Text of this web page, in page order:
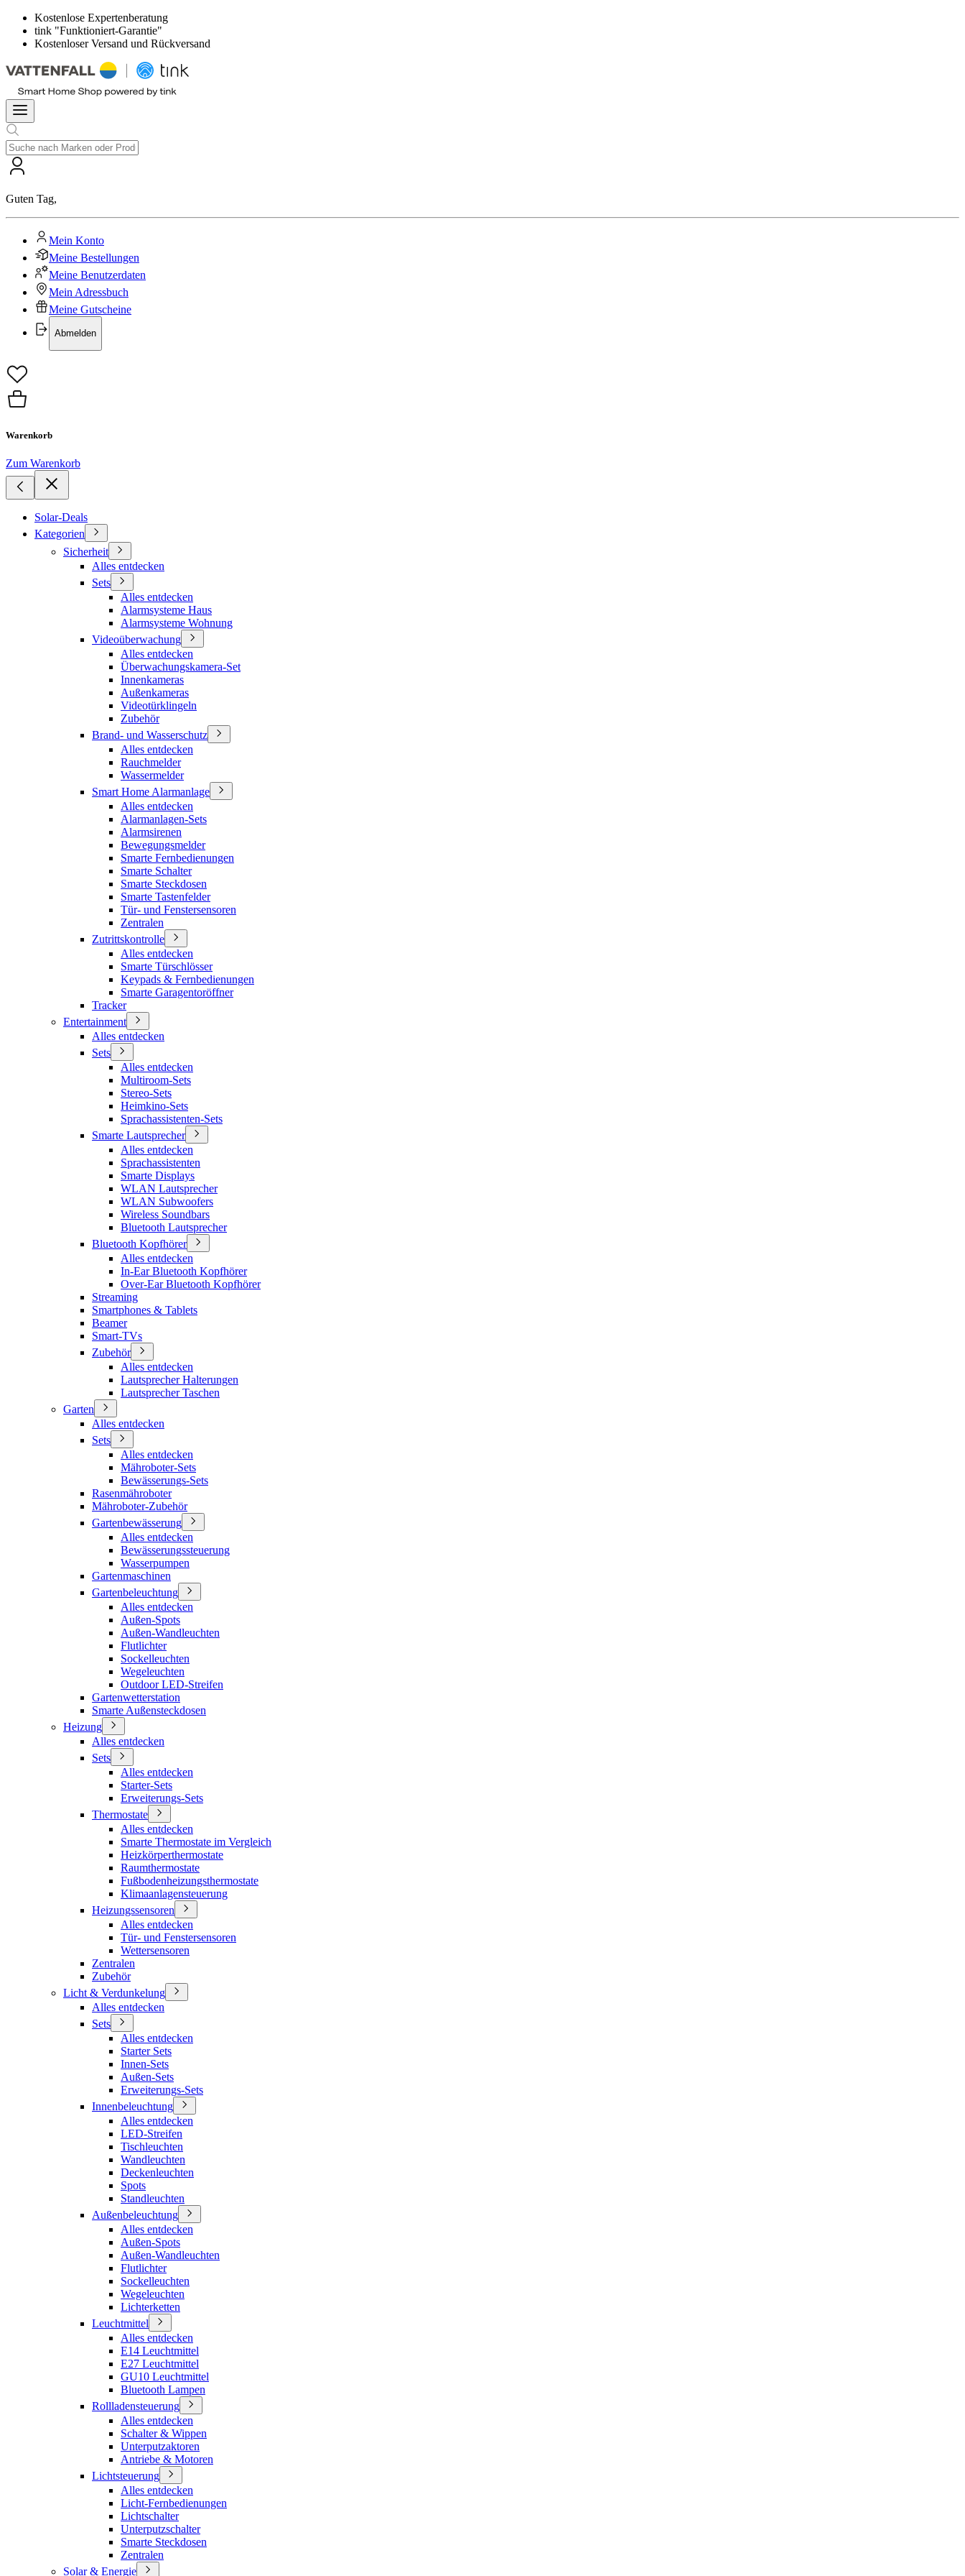
Kostenlose Expertenberatung
tink "Funktioniert-Garantie"
Kostenloser Versand und Rückversand
Guten Tag,
Mein Konto
Meine Bestellungen
Meine Benutzerdaten
Mein Adressbuch
Meine Gutscheine
Abmelden
Warenkorb
Zum Warenkorb
Solar-Deals
Kategorien
Sicherheit
Alles entdecken
Sets
Alles entdecken
Alarmsysteme Haus
Alarmsysteme Wohnung
Videoüberwachung
Alles entdecken
Überwachungskamera-Set
Innenkameras
Außenkameras
Videotürklingeln
Zubehör
Brand- und Wasserschutz
Alles entdecken
Rauchmelder
Wassermelder
Smart Home Alarmanlage
Alles entdecken
Alarmanlagen-Sets
Alarmsirenen
Bewegungsmelder
Smarte Fernbedienungen
Smarte Schalter
Smarte Steckdosen
Smarte Tastenfelder
Tür- und Fenstersensoren
Zentralen
Zutrittskontrolle
Alles entdecken
Smarte Türschlösser
Keypads & Fernbedienungen
Smarte Garagentoröffner
Tracker
Entertainment
Alles entdecken
Sets
Alles entdecken
Multiroom-Sets
Stereo-Sets
Heimkino-Sets
Sprachassistenten-Sets
Smarte Lautsprecher
Alles entdecken
Sprachassistenten
Smarte Displays
WLAN Lautsprecher
WLAN Subwoofers
Wireless Soundbars
Bluetooth Lautsprecher
Bluetooth Kopfhörer
Alles entdecken
In-Ear Bluetooth Kopfhörer
Over-Ear Bluetooth Kopfhörer
Streaming
Smartphones & Tablets
Beamer
Smart-TVs
Zubehör
Alles entdecken
Lautsprecher Halterungen
Lautsprecher Taschen
Garten
Alles entdecken
Sets
Alles entdecken
Mähroboter-Sets
Bewässerungs-Sets
Rasenmähroboter
Mähroboter-Zubehör
Gartenbewässerung
Alles entdecken
Bewässerungssteuerung
Wasserpumpen
Gartenmaschinen
Gartenbeleuchtung
Alles entdecken
Außen-Spots
Außen-Wandleuchten
Flutlichter
Sockelleuchten
Wegeleuchten
Outdoor LED-Streifen
Gartenwetterstation
Smarte Außensteckdosen
Heizung
Alles entdecken
Sets
Alles entdecken
Starter-Sets
Erweiterungs-Sets
Thermostate
Alles entdecken
Smarte Thermostate im Vergleich
Heizkörperthermostate
Raumthermostate
Fußbodenheizungsthermostate
Klimaanlagensteuerung
Heizungssensoren
Alles entdecken
Tür- und Fenstersensoren
Wettersensoren
Zentralen
Zubehör
Licht & Verdunkelung
Alles entdecken
Sets
Alles entdecken
Starter Sets
Innen-Sets
Außen-Sets
Erweiterungs-Sets
Innenbeleuchtung
Alles entdecken
LED-Streifen
Tischleuchten
Wandleuchten
Deckenleuchten
Spots
Standleuchten
Außenbeleuchtung
Alles entdecken
Außen-Spots
Außen-Wandleuchten
Flutlichter
Sockelleuchten
Wegeleuchten
Lichterketten
Leuchtmittel
Alles entdecken
E14 Leuchtmittel
E27 Leuchtmittel
GU10 Leuchtmittel
Bluetooth Lampen
Rollladensteuerung
Alles entdecken
Schalter & Wippen
Unterputzaktoren
Antriebe & Motoren
Lichtsteuerung
Alles entdecken
Licht-Fernbedienungen
Lichtschalter
Unterputzschalter
Smarte Steckdosen
Zentralen
Solar & Energie